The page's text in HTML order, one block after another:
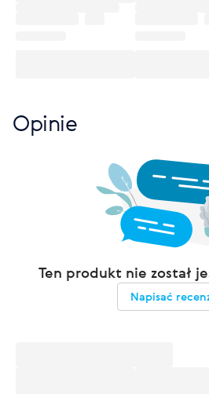
Opinie
Ten produkt nie został
Napisać